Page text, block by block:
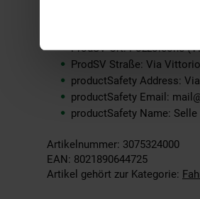
ProdSV Ort: Pozzoleone
ProdSV Straße: Via
productSafety Address:
productSafety Email:
productSafety Name: Selle
Artikelnummer: 3075324000
EAN: 8021890644725
Artikel gehört zur Kategorie: